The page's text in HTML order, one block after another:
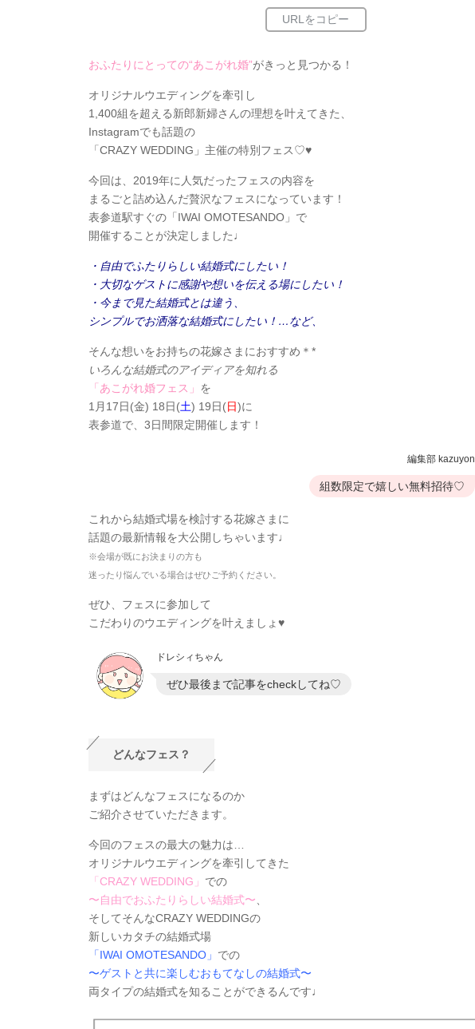
おふたりにとっての“あこがれ婚”がきっと見つかる！
オリジナルウエディングを牽引し
1,400組を超える新郎新婦さんの理想を叶えてきた、
Instagramでも話題の
「CRAZY WEDDING」主催の特別フェス♡♥
今回は、2019年に人気だったフェスの内容を
まるごと詰め込んだ贅沢なフェスになっています！
表参道駅すぐの「IWAI OMOTESANDO」で
開催することが決定しました♩
・ 自由でふたりらしい結婚式にしたい！
・大切なゲストに感謝や想いを伝える場にしたい！
・今まで見た結婚式とは違う、
シンプルでお洒落な結婚式にしたい！…など、
そんな想いをお持ちの花嫁さまにおすすめ＊*
いろんな結婚式のアイディアを知れる
「あこがれ婚フェス」 を
1月17日(金) 18日(土) 19日(日)に
表参道で、3日間限定開催します！
編集部 kazuyon
組数限定で嬉しい無料招待♡
これから結婚式場を検討する花嫁さまに
話題の最新情報を大公開しちゃいます♩
※会場が既にお決まりの方も
迷ったり悩んでいる場合はぜひご予約ください。
ぜひ、フェスに参加して
こだわりのウエディングを叶えましょ♥
ドレシィちゃん
ぜひ最後まで記事をcheckしてね♡
どんなフェス？
まずはどんなフェスになるのか
ご紹介させていただきます。
今回のフェスの最大の魅力は…
オリジナルウエディングを牽引してきた
「CRAZY WEDDING」 での
〜自由でおふたりらしい結婚式〜
そしてそんなCRAZY WEDDINGの
新しいカタチの結婚式場
「IWAI OMOTESANDO」 での
〜ゲストと共に楽しむおもてなしの結婚式〜
両タイプの結婚式を知ることができるんです♩